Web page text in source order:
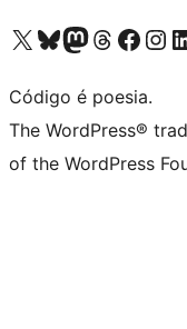
Acessar nossa conta do X (antigo Twitter)
Acessar nossa conta do Bluesky
Acessar nossa conta do Mastodon
Acessar nossa conta do
Acessar nossa
Acessar
Código é poesia.
The WordPress®
of the WordPress